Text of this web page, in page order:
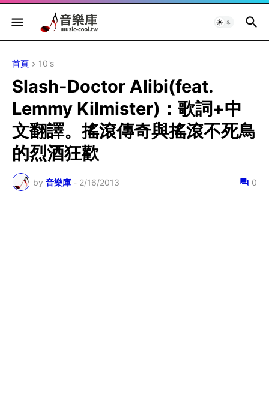
首頁 10's
Slash-Doctor Alibi(feat.
Lemmy Kilmister)：歌詞+中
文翻譯。搖滾傳奇與搖滾不死鳥
的烈酒狂歡
by 音樂庫 - 2/16/2013 0